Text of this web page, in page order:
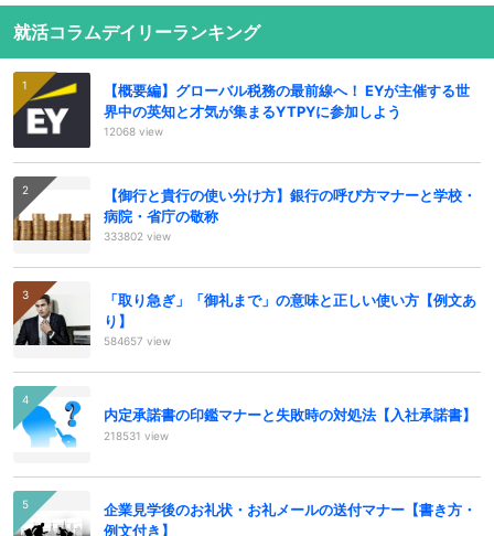
就活コラムデイリーランキング
【概要編】グローバル税務の最前線へ！ EYが主催する世
界中の英知と才気が集まるYTPYに参加しよう
12068 view
【御行と貴行の使い分け方】銀行の呼び方マナーと学校・
病院・省庁の敬称
333802 view
「取り急ぎ」「御礼まで」の意味と正しい使い方【例文あ
り】
584657 view
内定承諾書の印鑑マナーと失敗時の対処法【入社承諾書】
218531 view
企業見学後のお礼状・お礼メールの送付マナー【書き方・
例文付き】